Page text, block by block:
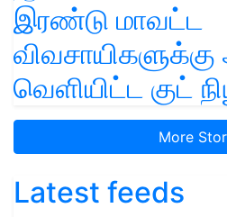
இரண்டு மாவட்ட
விவசாயிகளுக்கு
வெளியிட்ட குட்
More
Latest feeds